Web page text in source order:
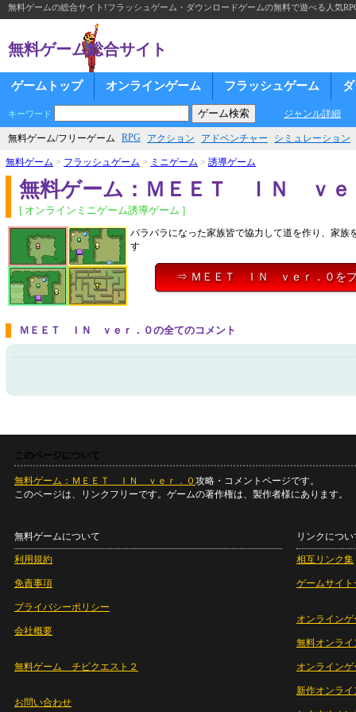
無料ゲームの総合サイト!フラッシュゲーム・ダウンロードゲームの無料で遊べる人気
無料ゲーム総合サイト
ゲームトップ オンラインゲーム フラッシュゲーム
キーワード ジャンル詳細
無料ゲーム/フリーゲーム RPG アクション アドベンチャー シミュレーション
無料ゲーム > フラッシュゲーム > ミニゲーム > 誘導ゲーム
無料ゲーム：ＭＥＥＴ ＩＮ ｖｅ
[ オンラインミニゲーム誘導ゲーム ]
バラバラになった家族皆で協力して道を作り、家族
す
⇒ ＭＥＥＴ ＩＮ ｖｅｒ．０をプ
ＭＥＥＴ ＩＮ ｖｅｒ．０の全てのコメント
このページについて
無料ゲーム：ＭＥＥＴ ＩＮ ｖｅｒ．０ 攻略・コメントページです。
このページは、リンクフリーです。ゲームの著作権は、製作者様にあります。
無料ゲームについて
利用規約
免責事項
プライバシーポリシー
会社概要
無料ゲーム チビクエスト２
お問い合わせ
リンクについ
相互リンク集
ゲームサイト
オンラインゲ
無料オンライ
オンライン
新作オンライ